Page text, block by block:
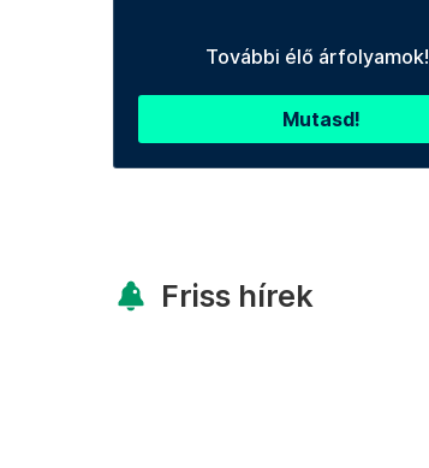
További élő árfolyamok!
Mutasd!
Friss hírek